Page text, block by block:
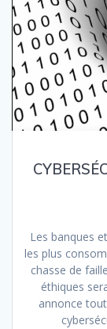
Les banques
les plus
chasse de
éthiques
annonce